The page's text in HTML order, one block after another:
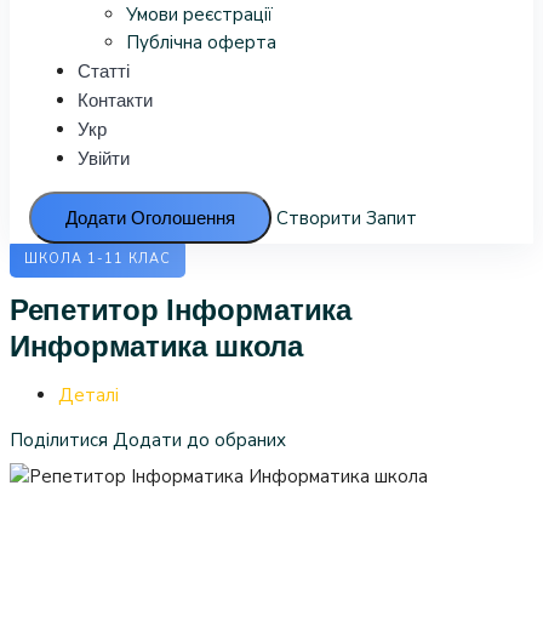
Умови реєстрації
Публічна оферта
Статті
Контакти
Укр
Увійти
Додати Оголошення Створити Запит
ШКОЛА 1-11 КЛАС
Репетитор Інформатика
Информатика школа
Деталі
Поділитися Додати до обраних